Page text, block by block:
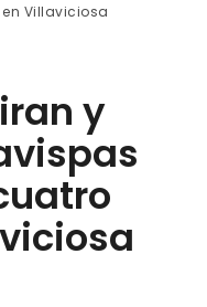
Villaviciosa
y